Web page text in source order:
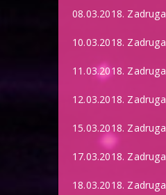
08.03.2018. Zadruga
10.03.2018. Zadruga
11.03.2018. Zadruga
12.03.2018. Zadruga
15.03.2018. Zadruga
17.03.2018. Zadruga
18.03.2018. Zadruga